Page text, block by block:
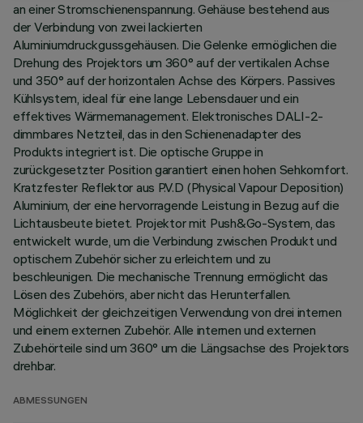
an einer Stromschienenspannung. Gehäuse bestehend aus
der Verbindung von zwei lackierten
Aluminiumdruckgussgehäusen. Die Gelenke ermöglichen die
Drehung des Projektors um 360° auf der vertikalen Achse
und 350° auf der horizontalen Achse des Körpers. Passives
Kühlsystem, ideal für eine lange Lebensdauer und ein
effektives Wärmemanagement. Elektronisches DALI-2-
dimmbares Netzteil, das in den Schienenadapter des
Produkts integriert ist. Die optische Gruppe in
zurückgesetzter Position garantiert einen hohen Sehkomfort.
Kratzfester Reflektor aus P.V.D (Physical Vapour Deposition)
Aluminium, der eine hervorragende Leistung in Bezug auf die
Lichtausbeute bietet. Projektor mit Push&Go-System, das
entwickelt wurde, um die Verbindung zwischen Produkt und
optischem Zubehör sicher zu erleichtern und zu
beschleunigen. Die mechanische Trennung ermöglicht das
Lösen des Zubehörs, aber nicht das Herunterfallen.
Möglichkeit der gleichzeitigen Verwendung von drei internen
und einem externen Zubehör. Alle internen und externen
Zubehörteile sind um 360° um die Längsachse des Projektors
drehbar.
ABMESSUNGEN